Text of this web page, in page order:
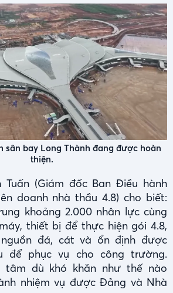
sân bay Long Thành đang được hoàn
thiện.
(Giám đốc Ban Điều hành
doanh nhà thầu 4.8) cho biết:
khoảng 2.000 nhân lực cùng
thiết bị để thực hiện gói 4.8,
đá, cát và ổn định được
để phục vụ cho công trường.
tâm dù khó khăn như thế nào
nhiệm vụ được Đảng và Nhà